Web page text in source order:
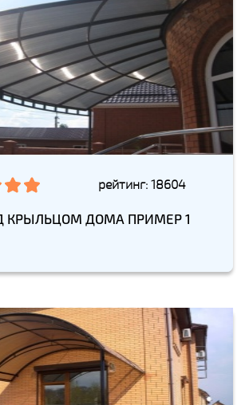
рейтинг: 18604
КРЫЛЬЦОМ ДОМА ПРИМЕР 1